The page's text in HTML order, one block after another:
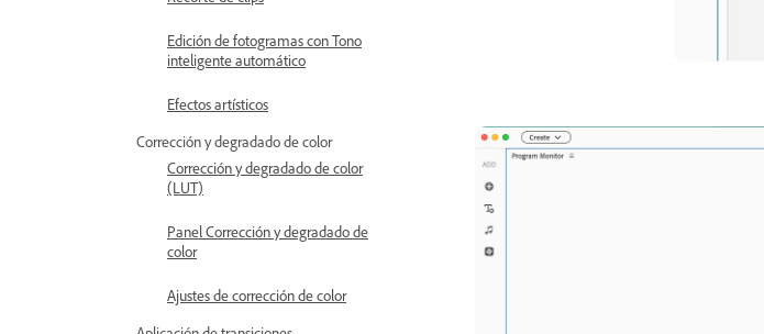
Edición de fotogramas con Tono
inteligente automático
Efectos artísticos
Corrección y degradado de color
Corrección y degradado de color
(LUT)
Panel Corrección y degradado de
color
Ajustes de corrección de color